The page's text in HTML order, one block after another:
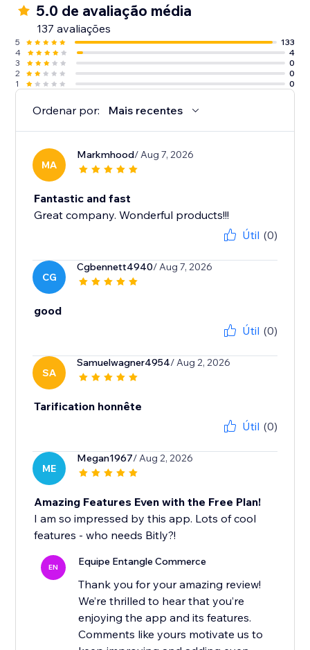
5.0 de avaliação média
137 avaliações
5
133
4
4
3
0
2
0
1
0
Ordenar por: Mais recentes
MA
Markmhood/ Aug 7, 2026
Fantastic and fast
Great company. Wonderful products!!!
Útil (0)
CG
Cgbennett4940/ Aug 7, 2026
good
Útil (0)
SA
Samuelwagner4954/ Aug 2, 2026
Tarification honnête
Útil (0)
ME
Megan1967/ Aug 2, 2026
Amazing Features Even with the Free Plan!
I am so impressed by this app. Lots of cool
features - who needs Bitly?!
EN Equipe Entangle Commerce
Thank you for your amazing review!
We’re thrilled to hear that you’re
enjoying the app and its features.
Comments like yours motivate us to